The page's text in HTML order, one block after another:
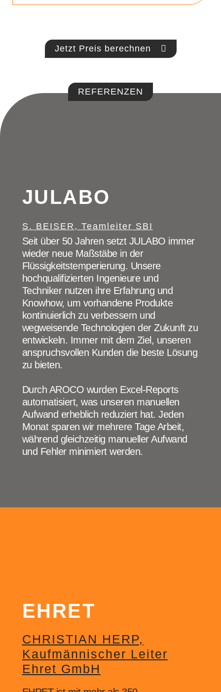
Jetzt Preis berechnen
REFERENZEN
JULABO
S. BEISER, Teamleiter SBI
Seit über 50 Jahren setzt JULABO immer
wieder neue Maßstäbe in der
Flüssigkeitstemperierung. Unsere
hochqualifizierten Ingenieure und
Techniker nutzen ihre Erfahrung und
Knowhow, um vorhandene Produkte
kontinuierlich zu verbessern und
wegweisende Technologien der Zukunft zu
entwickeln. Immer mit dem Ziel, unseren
anspruchsvollen Kunden die beste Lösung
zu bieten.
Durch AROCO wurden Excel-Reports
automatisiert, was unseren manuellen
Aufwand erheblich reduziert hat. Jeden
Monat sparen wir mehrere Tage Arbeit,
während gleichzeitig manueller Aufwand
und Fehler minimiert werden.
EHRET
CHRISTIAN HERP,
Kaufmännischer Leiter
Ehret GmbH